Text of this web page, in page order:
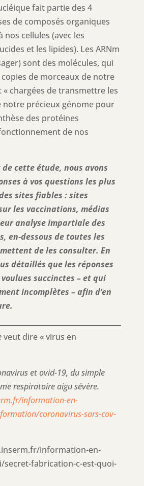
fait partie des 4
de composés organiques
nos cellules (avec les
et les lipides). Les ARNm
sont des molécules, qui
de morceaux de notre
« chargées de transmettre les
précieux génome pour
des protéines
de nos
cette étude, nous avons
à vos questions les plus
sites fiables : sites
les vaccinations, médias
analyse impartiale des
en-dessous de toutes les
de les consulter. En
détaillés que les réponses
succinctes – et qui
incomplètes – afin d’en
veut dire « virus en
et ovid-19, du simple
respiratoire aigu sévère.
information-en-
coronavirus-sars-cov-
information-en-
secret-fabrication-c-est-quoi-